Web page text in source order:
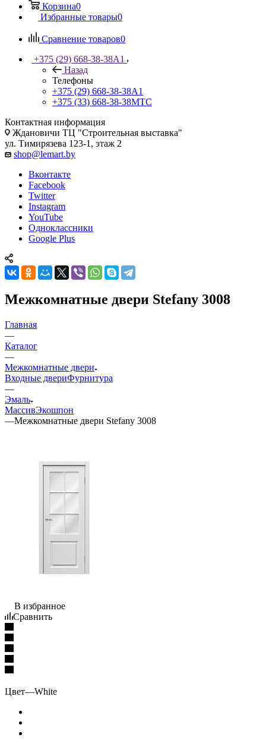
Корзина0
Избранные товары0
Сравнение товаров0
+375 (29) 668-38-38A1
Назад
Телефоны
+375 (29) 668-38-38A1
+375 (33) 668-38-38МТС
Контактная информация
Ждановичи ТЦ "Строительная выставка"
ул. Тимирязева 123-1, этаж 2
shop@lemart.by
Вконтакте
Facebook
Twitter
Instagram
YouTube
Одноклассники
Google Plus
Межкомнатные двери Stefany 3008
Главная
—
Каталог
—
Межкомнатные двери
Входные двериФурнитура
—
Эмаль
МассивЭкошпон
—Межкомнатные двери Stefany 3008
В избранное
Сравнить
Цвет—White